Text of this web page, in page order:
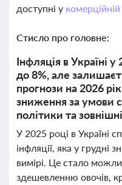
доступні у
Стисло про головне:
Інфляція в Україні
до 8%, але
прогнози на 2026
зниження за умови
політики та
У 2025 році в Україні
інфляції, яка у грудні
вимірі. Це стало
здешевленню овочів,